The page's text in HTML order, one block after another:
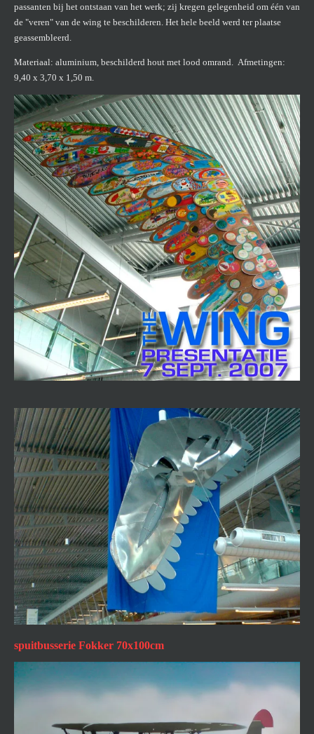
passanten bij het ontstaan van het werk; zij kregen gelegenheid om één van
de "veren" van de wing te beschilderen. Het hele beeld werd ter plaatse
geassembleerd.
Materiaal: aluminium, beschilderd hout met lood omrand. Afmetingen:
9,40 x 3,70 x 1,50 m.
spuitbusserie Fokker 70x100cm